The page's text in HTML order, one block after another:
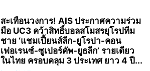
สะเทือนวงการ! AIS ประกาศความร่วม
มือ UC3 คว้าสิทธิ์บอลสโมสรยุโรปทีม
ชาย ‘แชมเปี้ยนส์ลีก-ยูโรปา-คอน
เฟอเรนซ์-ซูเปอร์คัพ-ยูธลีก’ รายเดียว
ในไทย ครอบคลุม 3 ประเทศ ยาว 4 ปี...